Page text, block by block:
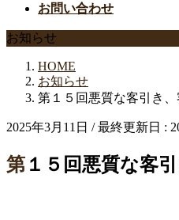
お問い合わせ
お知らせ
HOME
お知らせ
第１５回悪質な客引き
2025年3月11日 / 最終更新日 :
第１５回悪質な